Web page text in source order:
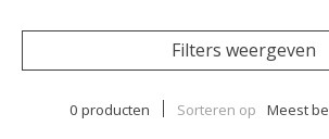
Filters weergeven
0 producten Sorteren op Meest